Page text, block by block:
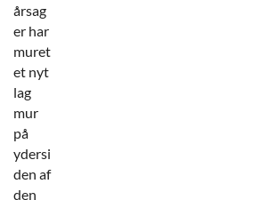
årsag
er har
muret
et nyt
lag
mur
på
ydersi
den af
den